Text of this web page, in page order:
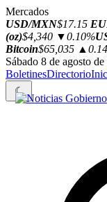
Mercados
USD/MXN$17.15
(oz)$4,340 ▼0.10%
Bitcoin$65,035
Sábado 8 de agosto
BoletinesDirectorio
☾